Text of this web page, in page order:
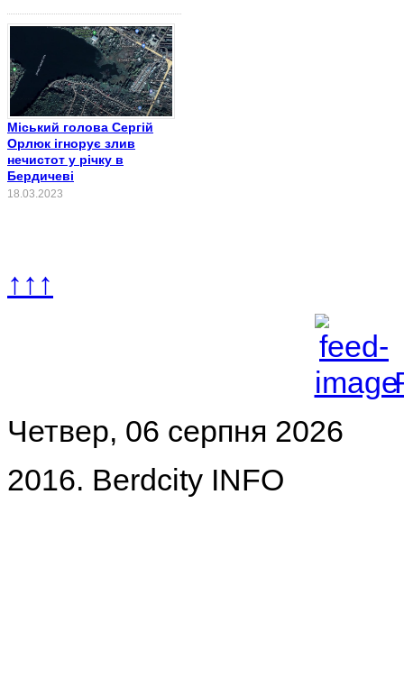
Міський голова Сергій
Орлюк ігнорує злив
нечистот у річку в
Бердичеві
18.03.2023
↑↑↑
Четвер, 06 серпня 2026
2016. Berdcity INFO